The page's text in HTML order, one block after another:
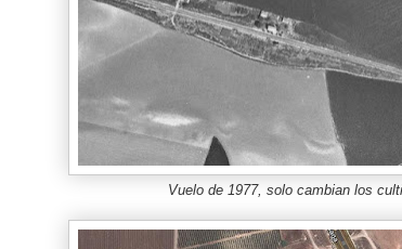
Vuelo de 1977, solo cambian los